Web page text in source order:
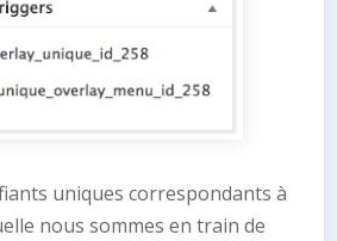
uniques correspondants à
nous sommes en train de